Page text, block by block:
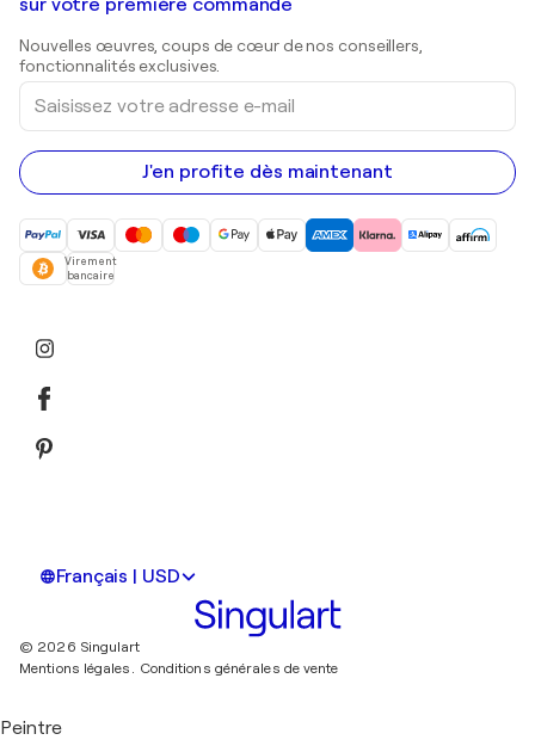
Estampes
Peintures acryliques
Galeries d'art en Belgique
sur votre première commande
Nouvelles œuvres, coups de cœur de nos conseillers,
fonctionnalités exclusives.
Saisissez
votre
adresse
e-
mail
J'en profite dès maintenant
Virement
bancaire
Français | USD
© 2026 Singulart
Mentions légales. Conditions générales de vente
Peintre